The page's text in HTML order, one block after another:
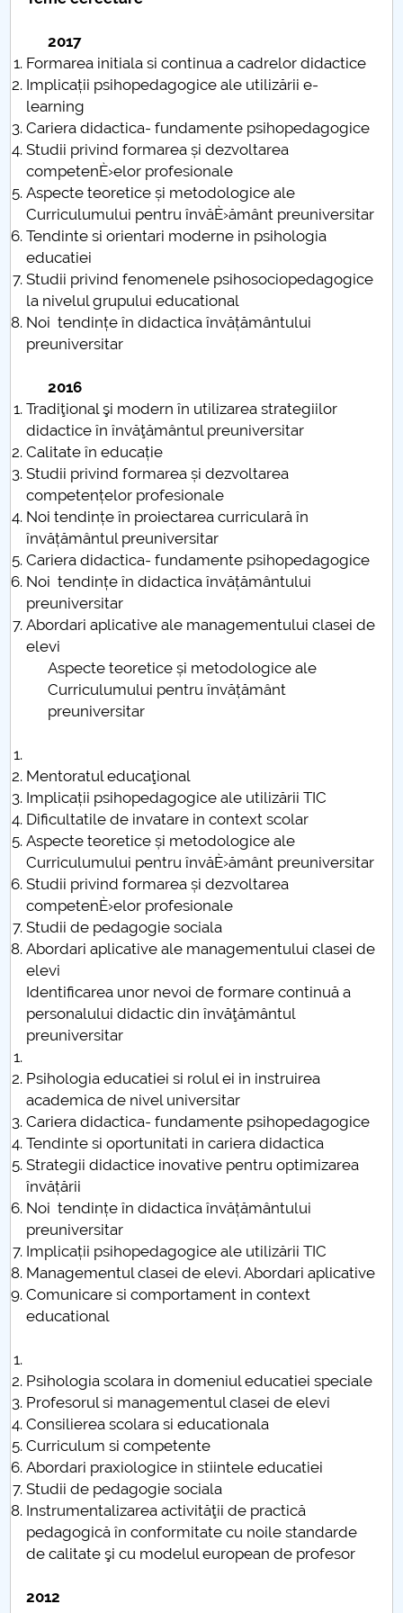
Nr. de telefon si adrese Facultăți
Admitere
Români de pretutindeni - ADMITERE
Senat
Facultăți
Studenți
Ghiduri pentru STUDENȚI
Relații Publice
Relații Internaționale
PNRR
Proiect PRIM STUD
Proiect SU-ETIC
Protecția datelor personale
UNIVERSITATE pentru comunitate
IOSUD/CSUD-Doctorate
Comisie de etica unversitară
Evenimente CUP
Accesibilitate pentru studenții cu dizabilități
Raportul Conducerii Centrului Universitar Pitești
privind implementarea Planului Operațional 2020-
2024
Parteneri CUP
Centrul de Consiliere și Orientare în Carieră
Chestionar angajabilitate ALUMNI – UPB
CAR2026
MENIU CANTINA
Anunț Proiect CIPCS 2018
Prezentare cercetare DPPD
Plan intern de cercetare, dezvoltare, inovare 2017-
2020
Structura Planului intern de cercetare-dezvoltare
și inovare (PICDI) al DPPD
SCIENTIFIC BULETIN EDUCATION SCIENCES
SERIES (SBESS Journal)
Manifestări ştiinţifice organizate de către DPPD
SBESS Journal
2017
Formarea initiala si continua a cadrelor didactice
Implicații psihopedagogice ale utilizării e-
learning
Cariera didactica- fundamente psihopedagogice
Studii privind formarea și dezvoltarea
competenÈ›elor profesionale
Aspecte teoretice și metodologice ale
Curriculumului pentru învăÈ›ământ preuniversitar
Tendinte si orientari moderne in psihologia
educatiei
Studii privind fenomenele psihosociopedagogice
la nivelul grupului educational
Noi tendințe în didactica învățământului
preuniversitar
2016
Tradiţional şi modern în utilizarea strategiilor
didactice în învăţământul preuniversitar
Calitate în educație
Studii privind formarea și dezvoltarea
competențelor profesionale
Noi tendințe în proiectarea curriculară în
învățământul preuniversitar
Cariera didactica- fundamente psihopedagogice
Noi tendințe în didactica învățământului
preuniversitar
Abordari aplicative ale managementului clasei de
elevi
Aspecte teoretice și metodologice ale
Curriculumului pentru învățământ
preuniversitar
Mentoratul educaţional
Implicații psihopedagogice ale utilizării TIC
Dificultatile de invatare in context scolar
Aspecte teoretice și metodologice ale
Curriculumului pentru învăÈ›ământ preuniversitar
Studii privind formarea și dezvoltarea
competenÈ›elor profesionale
Studii de pedagogie sociala
Abordari aplicative ale managementului clasei de
elevi
Identificarea unor nevoi de formare continuă a
personalului didactic din învăţământul
preuniversitar
Psihologia educatiei si rolul ei in instruirea
academica de nivel universitar
Cariera didactica- fundamente psihopedagogice
Tendinte si oportunitati in cariera didactica
Strategii didactice inovative pentru optimizarea
învățării
Noi tendințe în didactica învățământului
preuniversitar
Implicații psihopedagogice ale utilizării TIC
Managementul clasei de elevi. Abordari aplicative
Comunicare si comportament in context
educational
Psihologia scolara in domeniul educatiei speciale
Profesorul si managementul clasei de elevi
Consilierea scolara si educationala
Curriculum si competente
Abordari praxiologice in stiintele educatiei
Studii de pedagogie sociala
Instrumentalizarea activităţii de practică
pedagogică în conformitate cu noile standarde
de calitate şi cu modelul european de profesor
2012